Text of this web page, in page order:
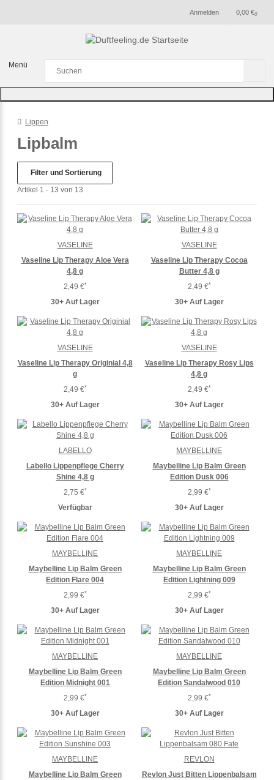
Anmelden 0
0,00 €
Menü
Lippen
Lipbalm
Filter und Sortierung
Artikel 1 - 13 von 13
Vaseline Lip Therapy Aloe Vera
4,8 g
2,49 €*
30+ Auf Lager
VASELINE
Vaseline Lip Therapy Cocoa
Butter 4,8 g
2,49 €*
30+ Auf Lager
VASELINE
Vaseline Lip Therapy Originial 4,8
g
2,49 €*
30+ Auf Lager
VASELINE
Vaseline Lip Therapy Rosy Lips
4,8 g
2,49 €*
30+ Auf Lager
VASELINE
Labello Lippenpflege Cherry
Shine 4,8 g
2,75 €*
Verfügbar
LABELLO
Maybelline Lip Balm Green
Edition Dusk 006
2,99 €*
30+ Auf Lager
MAYBELLINE
Maybelline Lip Balm Green
Edition Flare 004
2,99 €*
30+ Auf Lager
MAYBELLINE
Maybelline Lip Balm Green
Edition Lightning 009
2,99 €*
30+ Auf Lager
MAYBELLINE
Maybelline Lip Balm Green
Edition Midnight 001
2,99 €*
30+ Auf Lager
MAYBELLINE
Maybelline Lip Balm Green
Edition Sandalwood 010
2,99 €*
30+ Auf Lager
MAYBELLINE
Maybelline Lip Balm Green
MAYBELLINE
Revlon Just Bitten Lippenbalsam
REVLON